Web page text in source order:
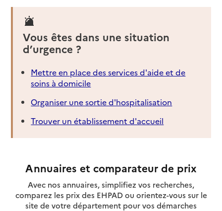
Vous êtes dans une situation
d’urgence ?
Mettre en place des services d'aide et de
soins à domicile
Organiser une sortie d'hospitalisation
Trouver un établissement d'accueil
Annuaires et comparateur de prix
Avec nos annuaires, simplifiez vos recherches,
comparez les prix des EHPAD ou orientez-vous sur le
site de votre département pour vos démarches